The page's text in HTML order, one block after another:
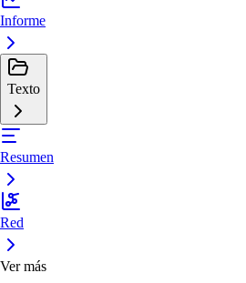
Informe
Texto
Resumen
Red
Ver más